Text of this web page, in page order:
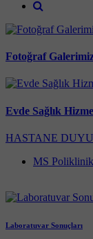
Fotoğraf
Evde Sağlık
HASTANE
MS
Laboratuvar Sonuçları